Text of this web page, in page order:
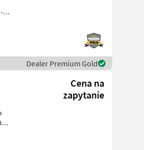
Dealer Premium Gold
Cena na
zapytanie